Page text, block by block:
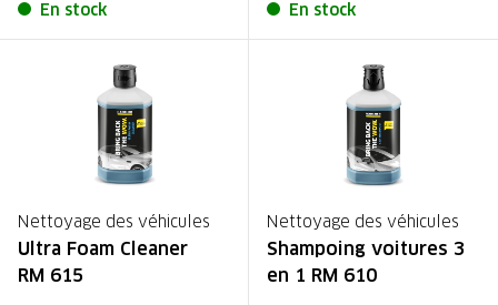
En stock En stock
Nettoyage des véhicules
Ultra Foam Cleaner
RM 615
Nettoyage des véhicules
Shampoing voitures 3
en 1 RM 610